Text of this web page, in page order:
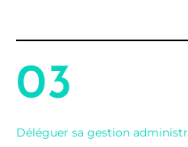
03
Déléguer sa gestion